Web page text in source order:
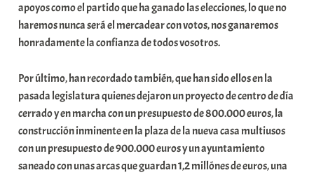
apoyos como el partido que ha ganado las elecciones, lo que no
haremos nunca será el mercadear con votos, nos ganaremos
honradamente la confianza de todos vosotros.
Por último, han recordado también, que han sido ellos en la
pasada legislatura quienes dejaron un proyecto de centro de día
cerrado y en marcha con un presupuesto de 800.000 euros, la
construcción inminente en la plaza de la nueva casa multiusos
con un presupuesto de 900.000 euros y un ayuntamiento
saneado con unas arcas que guardan 1,2 millónes de euros, una